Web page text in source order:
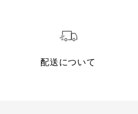
配送について